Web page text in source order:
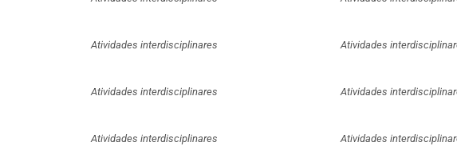
Atividades interdisciplinares Atividades
Atividades interdisciplinares Atividades
Atividades interdisciplinares Atividades